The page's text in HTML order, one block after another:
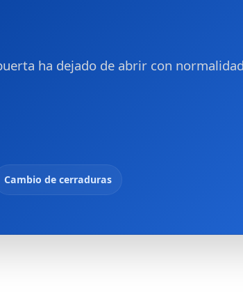
ha dejado de abrir con
Cambio de cerraduras